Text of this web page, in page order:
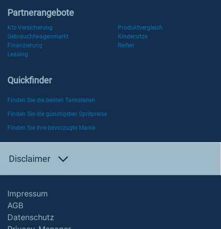
Partnerangebote
Kfz-Versicherung
Produktvergleich
Gebrauchtwagenmarkt
Kindersitze
Finanzierung
Reifen
Leasing
Quickfinder
Finden Sie die besten Tankstellen
Finden Sie die günstigsten Spritpreise
Finden Sie Ihre bevorzugte Marke
Disclaimer
Impressum
AGB
Datenschutz